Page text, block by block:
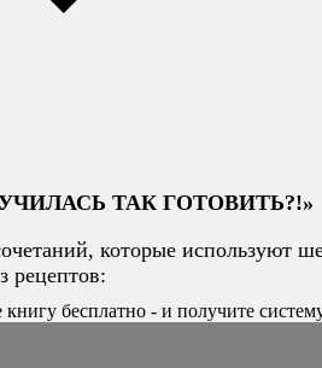
Каталог рецептов
ТАК ГОТОВИТЬ?!»
которые используют
рецептов:
книгу бесплатно - и получите